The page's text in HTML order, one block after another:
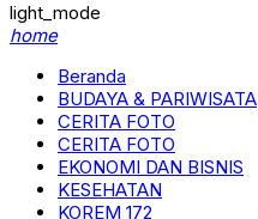
light_mode
home
Beranda
BUDAYA & PARIWISATA
CERITA FOTO
CERITA FOTO
EKONOMI DAN BISNIS
KESEHATAN
KOREM 172